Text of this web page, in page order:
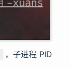
，子进程 PID